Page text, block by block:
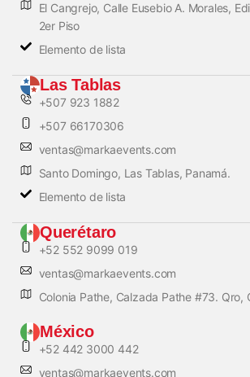
El Cangrejo, Calle Eusebio A. Morales,
2er Piso
Elemento de lista
Las Tablas
+507 923 1882
+507 66170306
ventas@markaevents.com
Santo Domingo, Las Tablas, Panamá.
Elemento de lista
Querétaro
+52 552 9099 019
ventas@markaevents.com
Colonia Pathe, Calzada Pathe #73. Qro,
México
+52 442 3000 442
ventas@markaevents.com